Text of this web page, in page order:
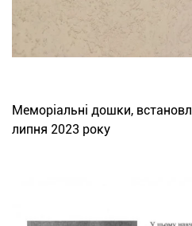
Меморіальні дошки,
липня 2023 року